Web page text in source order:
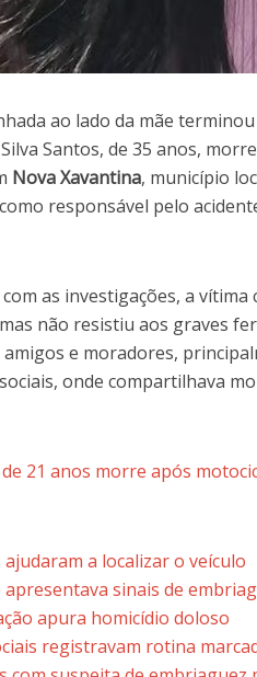
ao lado da mãe
Santos, de 35 anos,
Nova Xavantina, município
responsável pelo
as investigações, a
não resistiu aos graves
e moradores,
onde compartilhava
de 21 anos morre após
ajudaram a localizar o veículo
sinais de
apura homicídio doloso
registravam rotina